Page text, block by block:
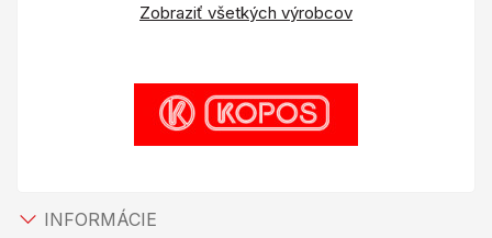
Zobraziť všetkých výrobcov
INFORMÁCIE